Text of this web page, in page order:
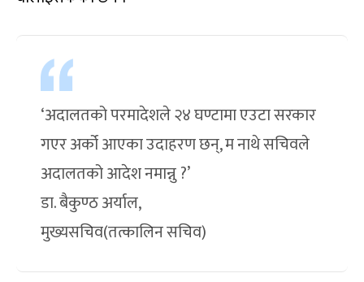
‘अदालतको परमादेशले २४ घण्टामा एउटा सरकार
गएर अर्को आएका उदाहरण छन्, म नाथे सचिवले
अदालतको आदेश नमान्नु ?’
डा. बैकुण्ठ अर्याल,
मुख्यसचिव(तत्कालिन सचिव)